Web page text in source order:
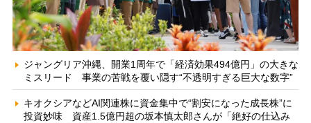
ジャングリア沖縄、開業1周年で「経済効果494億円」の大きな
ミスリード 事業の苦戦を覆い隠す“不透明すぎる巨大な数字”
キオクシアなどAI関連株に資金集中で“割安になった成長株”に
投資妙味 資産1.5億円超の坂本慎太郎さんが「絶好の仕込み